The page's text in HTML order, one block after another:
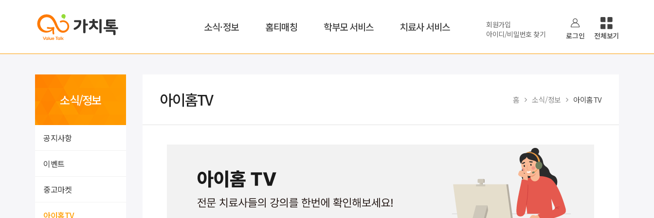
소식·정보 홈티매칭 학부모 서비스 치료사 서비스
회원가입
아이디/비밀번호 찾기
로그인 전체보기
소식/정보
공지사항
이벤트
중고마켓
아이홈TV
아이홈TV 홈 소식/정보 아이홈TV